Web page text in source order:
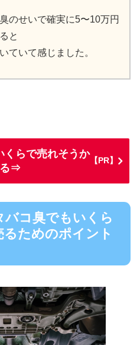
のせいで確実に5〜10万円
と
ていて感じました。
くらで売れそうか
る⇒
【PR】
コ臭でもいくら
ためのポイント